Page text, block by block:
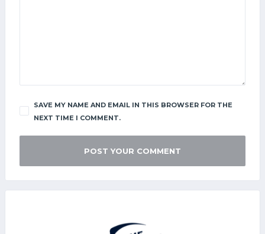
SAVE MY NAME AND EMAIL IN THIS BROWSER FOR THE
NEXT TIME I COMMENT.